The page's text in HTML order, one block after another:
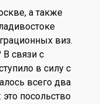
а также
виз.
В связи с
в силу с
всего два
посольство